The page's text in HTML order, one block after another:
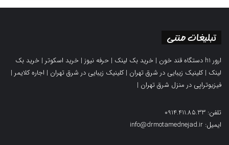
تبلیغات متنی
ارور h1 دستگاه قند خون | خرید بک لینک | حرفه نیوز | خرید اسکوتر | خرید بک
لینک |کلینیک زیبایی در شرق تهران |کلینیک زیبایی در شرق تهران | اجاره کلایمر |
فیزیوتراپی در منزل شرق تهران |
تلفن: 0914.411.85.33
ایمیل: info@drmotamednejad.ir